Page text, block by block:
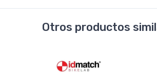
Otros productos